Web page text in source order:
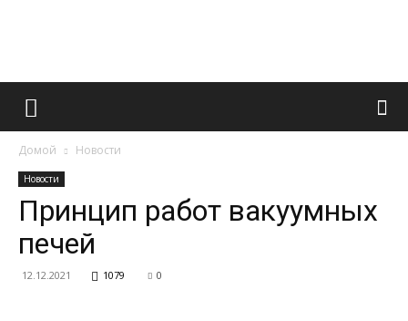
Французский
Домой Новости
Новости
Принцип работ вакуумных
печей
12.12.2021 1079 0